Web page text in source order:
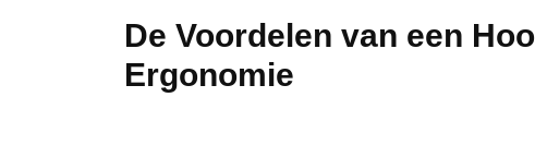
De Voordelen van een
Ergonomie